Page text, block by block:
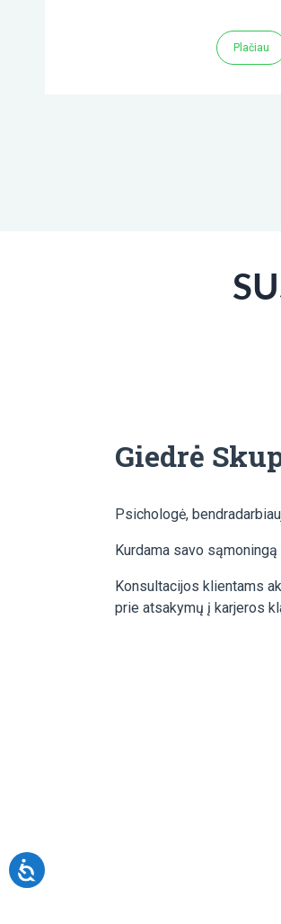
Plačiau
Giedrė
Psichologė,
Kurdama savo
Konsultacijos klientams
prie atsakymų į karjeros